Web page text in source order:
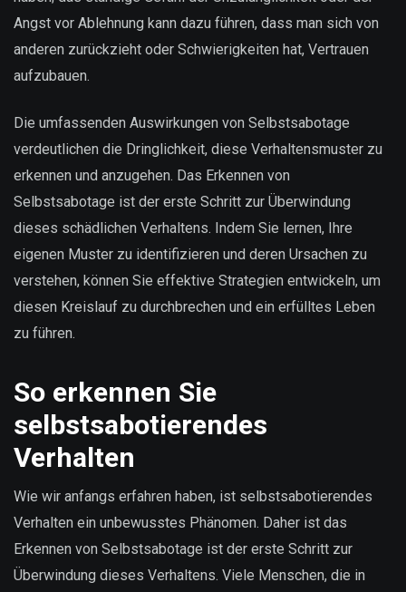
Angst vor Ablehnung kann dazu führen, dass man sich von
anderen zurückzieht oder Schwierigkeiten hat, Vertrauen
aufzubauen.
Die umfassenden Auswirkungen von Selbstsabotage
verdeutlichen die Dringlichkeit, diese Verhaltensmuster zu
erkennen und anzugehen. Das Erkennen von
Selbstsabotage ist der erste Schritt zur Überwindung
dieses schädlichen Verhaltens. Indem Sie lernen, Ihre
eigenen Muster zu identifizieren und deren Ursachen zu
verstehen, können Sie effektive Strategien entwickeln, um
diesen Kreislauf zu durchbrechen und ein erfülltes Leben
zu führen.
So erkennen Sie
selbstsabotierendes
Verhalten
Wie wir anfangs erfahren haben, ist selbstsabotierendes
Verhalten ein unbewusstes Phänomen. Daher ist das
Erkennen von Selbstsabotage ist der erste Schritt zur
Überwindung dieses Verhaltens. Viele Menschen, die in